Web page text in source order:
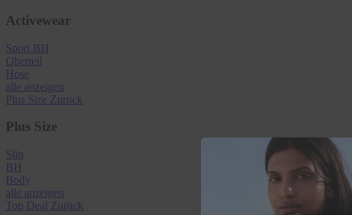
Activewear
Sport BH
Oberteil
Hose
alle anzeigen
Plus Size Zurück
Plus Size
Slip
BH
Body
alle anzeigen
Top Deal Zurück